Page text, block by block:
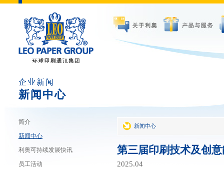
企业新闻
新闻中心
简介
新闻中心
利奥可持续发展快讯
员工活动
新闻中心
第三届印刷技术及创
2025.04